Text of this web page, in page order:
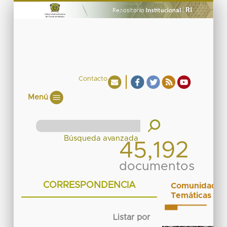
Contacto
Menú
45,192
documentos
CORRESPONDENCIA
Listar por
Comunidades
Temáticas